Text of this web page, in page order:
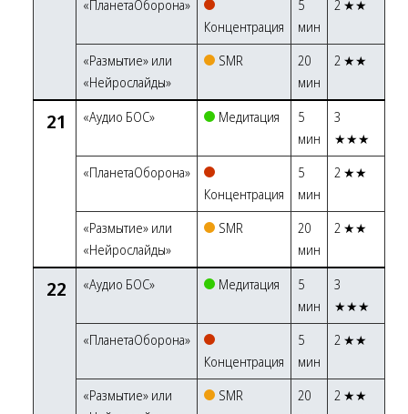
«ПланетаОборона»
Концентрация
5
мин
2 ★★
«Размытие» или
«Нейрослайды»
SMR
20
мин
2 ★★
21 «Аудио БОС» Медитация
5
мин
3
★★★
«ПланетаОборона»
Концентрация
5
мин
2 ★★
«Размытие» или
«Нейрослайды»
SMR
20
мин
2 ★★
22 «Аудио БОС» Медитация
5
мин
3
★★★
«ПланетаОборона»
Концентрация
5
мин
2 ★★
«Размытие» или
SMR
20
2 ★★